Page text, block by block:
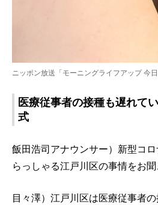
ニッポン放送「モーニングライフアップ 今日
医療従事者の接種も遅れて
式
飯田浩司アナウンサー）新型コ
らっしゃる江戸川区の事情をお
目々澤）江戸川区は医療従事者